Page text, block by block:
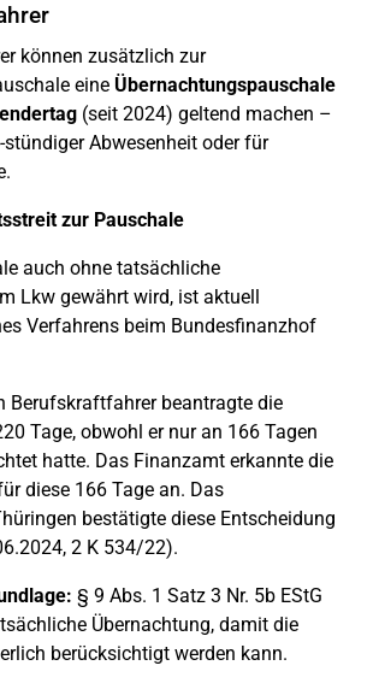
können zusätzlich zur
eine Übernachtungspauschale
(seit 2024) geltend machen –
Abwesenheit oder für
zur Pauschale
auch ohne tatsächliche
Lkw gewährt wird, ist aktuell
Verfahrens beim Bundesfinanzhof
Berufskraftfahrer beantragte die
Tage, obwohl er nur an 166 Tagen
hatte. Das Finanzamt erkannte die
diese 166 Tage an. Das
bestätigte diese Entscheidung
2 K 534/22).
§ 9 Abs. 1 Satz 3 Nr. 5b EStG
Übernachtung, damit die
berücksichtigt werden kann.